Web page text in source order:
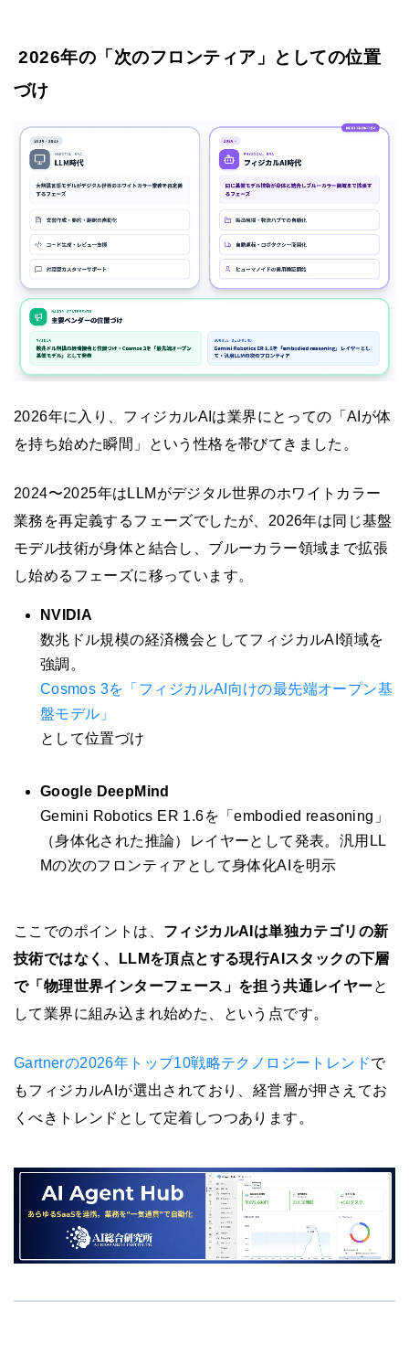
2026年の「次のフロンティア」としての位置
づけ
2026年に入り、フィジカルAIは業界にとっての「AIが体
を持ち始めた瞬間」という性格を帯びてきました。
2024〜2025年はLLMがデジタル世界のホワイトカラー
業務を再定義するフェーズでしたが、2026年は同じ基盤
モデル技術が身体と結合し、ブルーカラー領域まで拡張
し始めるフェーズに移っています。
NVIDIA
数兆ドル規模の経済機会としてフィジカルAI領域を
強調。
Cosmos 3を「フィジカルAI向けの最先端オープン基
盤モデル」
として位置づけ
Google DeepMind
Gemini Robotics ER 1.6を「embodied reasoning」
（身体化された推論）レイヤーとして発表。汎用LL
Mの次のフロンティアとして身体化AIを明示
ここでのポイントは、 フィジカルAIは単独カテゴリの新
技術ではなく、LLMを頂点とする現行AIスタックの下層
で「物理世界インターフェース」を担う共通レイヤーと
して業界に組み込まれ始めた、という点です。
Gartnerの2026年トップ10戦略テクノロジートレンドで
もフィジカルAIが選出されており、経営層が押さえてお
くべきトレンドとして定着しつつあります。